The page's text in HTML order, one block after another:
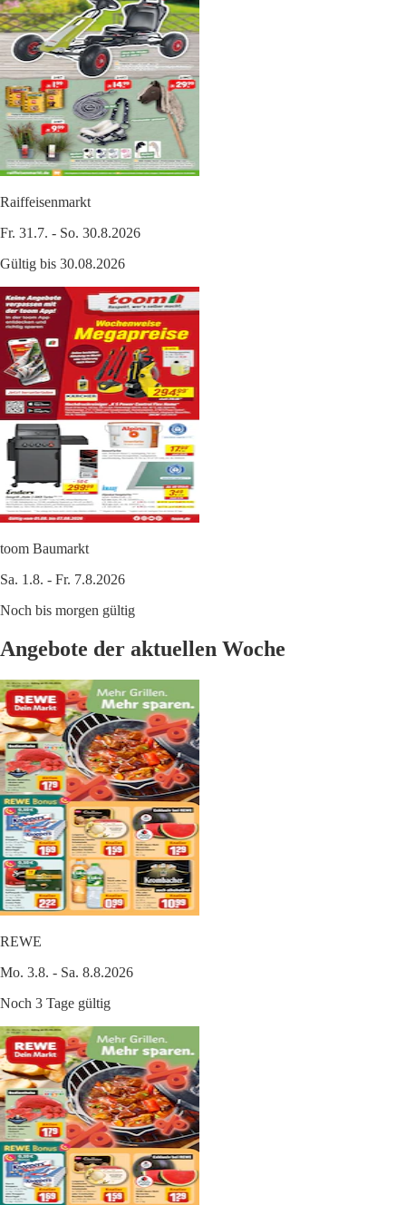
Raiffeisenmarkt
Fr. 31.7. - So. 30.8.2026
Gültig bis 30.08.2026
toom Baumarkt
Sa. 1.8. - Fr. 7.8.2026
Noch bis morgen gültig
Angebote der aktuellen Woche
REWE
Mo. 3.8. - Sa. 8.8.2026
Noch 3 Tage gültig